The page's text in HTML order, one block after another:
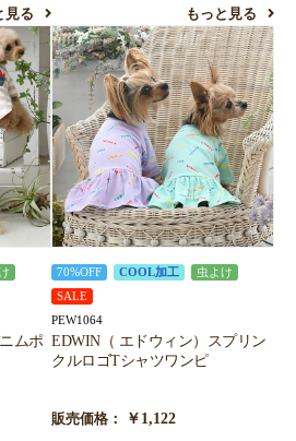
見る もっと見る
ムポ
70%OFF COOL加工
虫よけ
SALE
PEW1064
EDWIN（ エドウィン）スプリン
クルロゴTシャツワンピ
販売価格： ￥1,122